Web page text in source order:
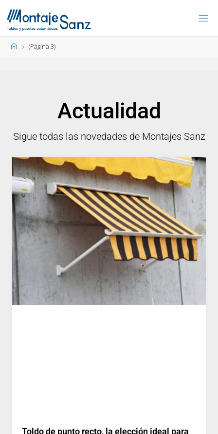
(Página 3)
Actualidad
Sigue todas las novedades de Montajes Sanz
Toldo de punto recto, la elección ideal para